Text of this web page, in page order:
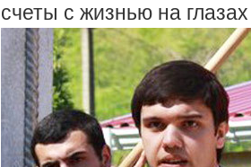
счеты с жизнью на